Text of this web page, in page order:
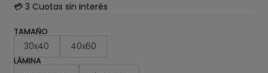
💳 3 Cuotas sin interés
TAMAÑO
30x40 40x60
LÁMINA